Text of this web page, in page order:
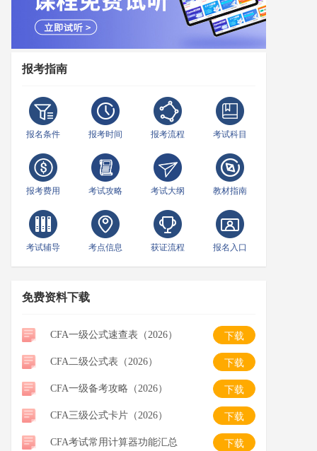
报考指南
报名条件 报考时间 报考流程 考试科目
报考费用 考试攻略 考试大纲 教材指南
考试辅导 考点信息 获证流程 报名入口
免费资料下载
CFA一级公式速查表（2026） 下载
CFA二级公式表（2026） 下载
CFA一级备考攻略（2026） 下载
CFA三级公式卡片（2026） 下载
CFA考试常用计算器功能汇总 下载